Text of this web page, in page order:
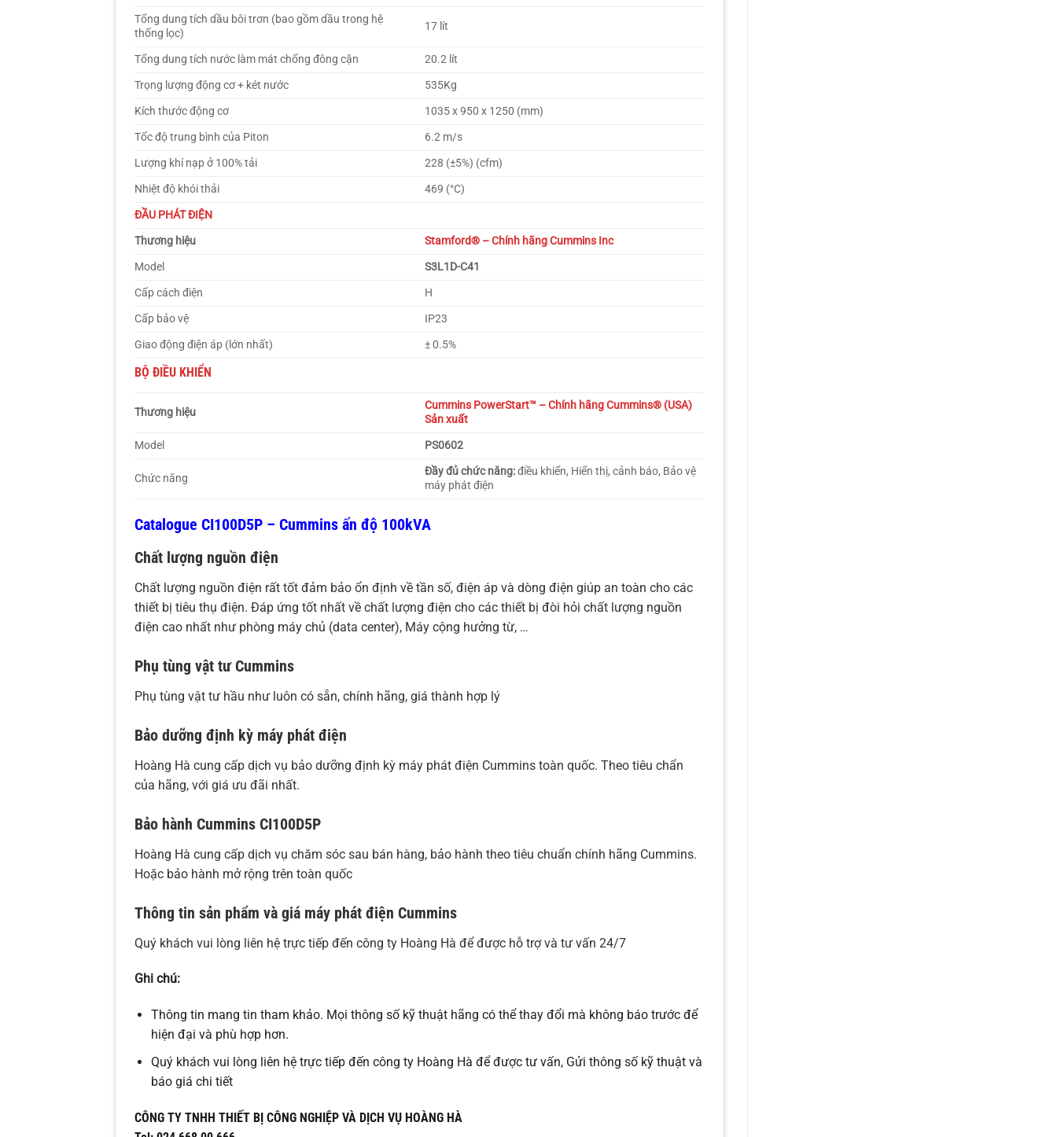
Tổng dung tích dầu bôi trơn (bao gồm dầu trong hệ
thống lọc)
17 lít
Tổng dung tích nước làm mát chống đông cặn
20.2 lít
Trọng lượng động cơ + két nước
535Kg
Kích thước động cơ
1035 x 950 x 1250 (mm)
Tốc độ trung bình của Piton
6.2 m/s
Lượng khí nạp ở 100% tải
228 (±5%) (cfm)
Nhiệt độ khói thải
469 (°C)
ĐẦU PHÁT ĐIỆN
Thương hiệu
Stamford® – Chính hãng Cummins Inc
Model
S3L1D-C41
Cấp cách điện
H
Cấp bảo vệ
IP23
Giao động điện áp (lớn nhất)
± 0.5%
BỘ ĐIỀU KHIỂN
Thương hiệu
Cummins PowerStart™ – Chính hãng Cummins® (USA)
Sản xuất
Model
PS0602
Chức năng
Đầy đủ chức năng:điều khiển, Hiển thị, cảnh báo, Bảo vệ
máy phát điện
Catalogue CI100D5P – Cummins ấn độ 100kVA
Chất lượng nguồn điện
Chất lượng nguồn điện rất tốt đảm bảo ổn định về tần số, điện áp và dòng điện giúp an toàn cho các
thiết bị tiêu thụ điện. Đáp ứng tốt nhất về chất lượng điện cho các thiết bị đòi hỏi chất lượng nguồn
điện cao nhất như phòng máy chủ (data center), Máy cộng hưởng từ, …
Phụ tùng vật tư Cummins
Phụ tùng vật tư hầu như luôn có sẵn, chính hãng, giá thành hợp lý
Bảo dưỡng định kỳ máy phát điện
Hoàng Hà cung cấp dịch vụ bảo dưỡng định kỳ máy phát điện Cummins toàn quốc. Theo tiêu chẩn
của hãng, với giá ưu đãi nhất.
Bảo hành Cummins CI100D5P
Hoàng Hà cung cấp dịch vụ chăm sóc sau bán hàng, bảo hành theo tiêu chuẩn chính hãng Cummins.
Hoặc bảo hành mở rộng trên toàn quốc
Thông tin sản phẩm và giá máy phát điện Cummins
Quý khách vui lòng liên hệ trực tiếp đến công ty Hoàng Hà để được hỗ trợ và tư vấn 24/7
Ghi chú:
Thông tin mang tin tham khảo. Mọi thông số kỹ thuật hãng có thể thay đổi mà không báo trước để
hiện đại và phù hợp hơn.
Quý khách vui lòng liên hệ trực tiếp đến công ty Hoàng Hà để được tư vấn, Gửi thông số kỹ thuật và
báo giá chi tiết
CÔNG TY TNHH THIẾT BỊ CÔNG NGHIỆP VÀ DỊCH VỤ HOÀNG HÀ